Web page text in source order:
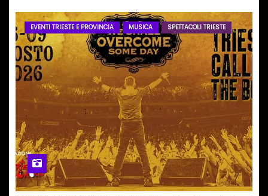
EVENTI TRIESTE E PROVINCIA MUSICA SPETTACOLI TRIESTE